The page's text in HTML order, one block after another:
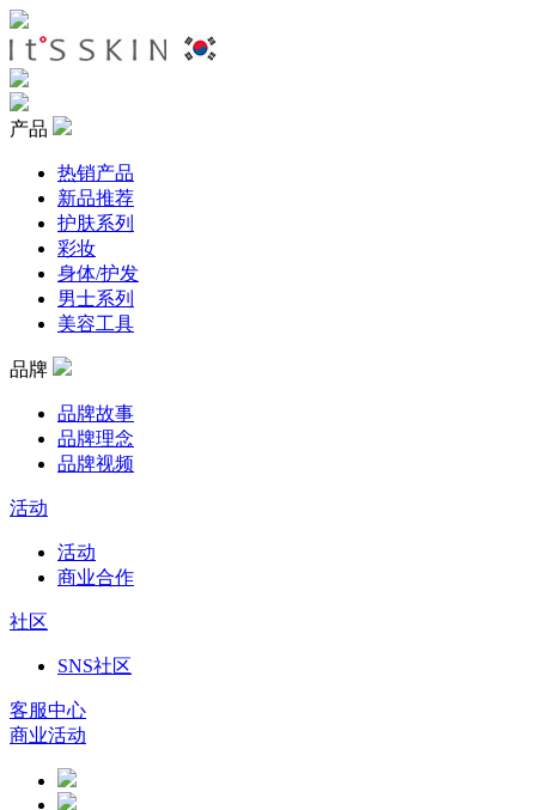
产品
热销产品
新品推荐
护肤系列
彩妆
身体/护发
男士系列
美容工具
品牌
品牌故事
品牌理念
品牌视频
活动
活动
商业合作
社区
SNS社区
客服中心
商业活动